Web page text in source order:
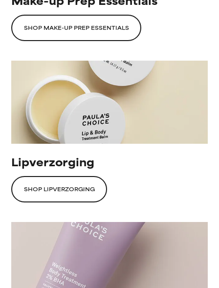
SHOP MAKE-UP PREP ESSENTIALS
Lipverzorging
SHOP LIPVERZORGING